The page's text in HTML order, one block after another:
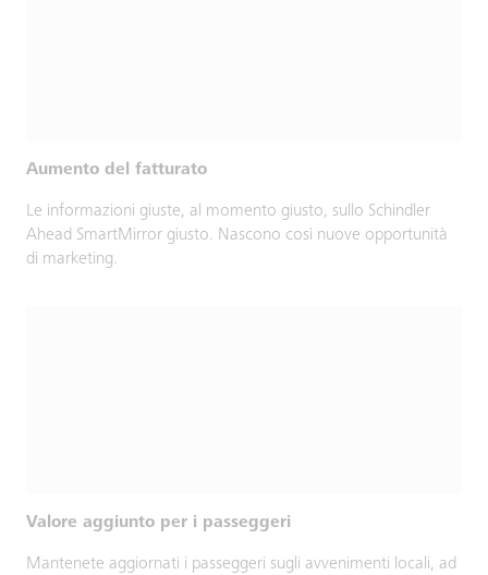
Aumento del fatturato
Le informazioni giuste, al momento giusto, sullo Schindler
Ahead SmartMirror giusto. Nascono così nuove opportunità
di marketing.
Valore aggiunto per i passeggeri
Mantenete aggiornati i passeggeri sugli avvenimenti locali, ad